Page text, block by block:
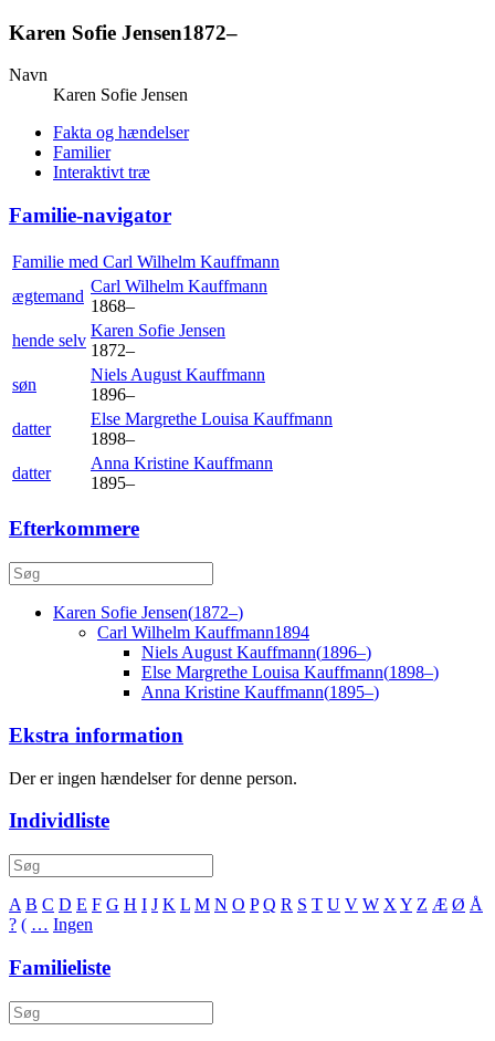
Karen Sofie Jensen1872–
Navn
Karen Sofie Jensen
Fakta og hændelser
Familier
Interaktivt træ
Familie-navigator
Familie med Carl Wilhelm Kauffmann
ægtemand
Carl Wilhelm Kauffmann
1868–
hende selv
Karen Sofie Jensen
1872–
søn
Niels August Kauffmann
1896–
datter
Else Margrethe Louisa Kauffmann
1898–
datter
Anna Kristine Kauffmann
1895–
Efterkommere
Karen Sofie Jensen(1872–)
Carl Wilhelm Kauffmann1894
Niels August Kauffmann(1896–)
Else Margrethe Louisa Kauffmann(1898–)
Anna Kristine Kauffmann(1895–)
Ekstra information
Der er ingen hændelser for denne person.
Individliste
A B C D E F G H I J K L M N O P Q R S T U V W X Y Z Æ Ø Å
? ( … Ingen
Familieliste